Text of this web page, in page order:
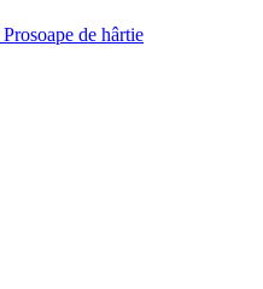
de hârtie